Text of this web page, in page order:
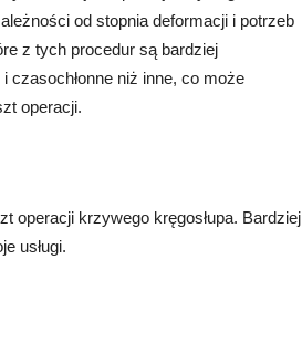
od stopnia deformacji i potrzeb
z tych procedur są bardziej
czasochłonne niż inne, co może
operacji.
operacji krzywego kręgosłupa. Bardziej
usługi.